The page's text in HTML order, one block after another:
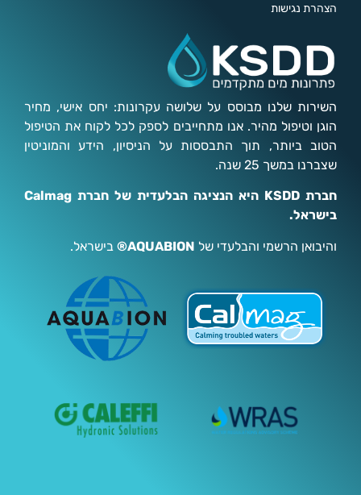
הצהרת נגישות
השירות שלנו מבוסס על שלושה עקרונות: יחס אישי, מחיר
הוגן וטיפול מהיר. אנו מתחייבים לספק לכל לקוח את הטיפול
הטוב ביותר, תוך התבססות על הניסיון, הידע והמוניטין
שצברנו במשך 25 שנה.
חברת KSDD היא הנציגה הבלעדית של חברת Calmag
בישראל.
והיבואן הרשמי והבלעדי של AQUABION® בישראל.